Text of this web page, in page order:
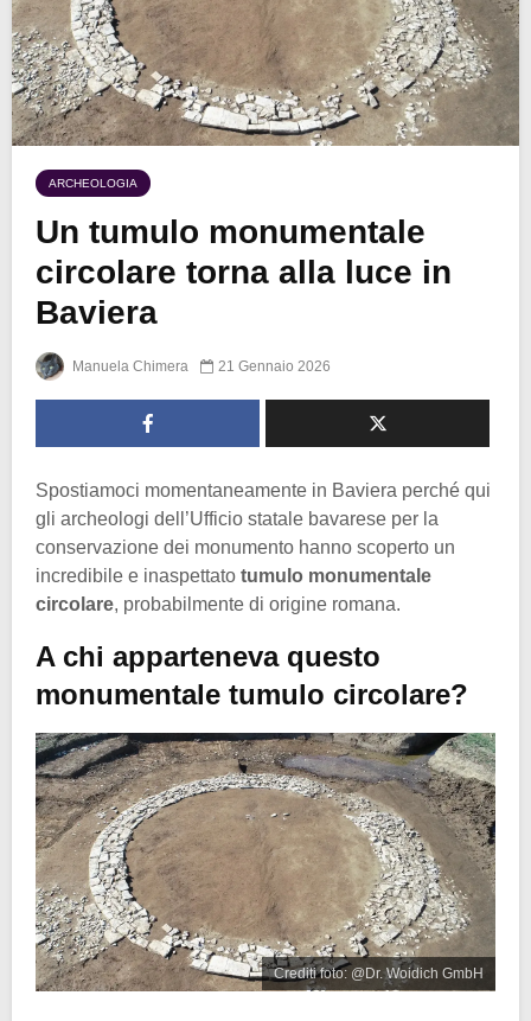
ARCHEOLOGIA
Un tumulo monumentale
circolare torna alla luce in
Baviera
Manuela Chimera 21 Gennaio 2026
Spostiamoci momentaneamente in Baviera perché qui
gli archeologi dell’Ufficio statale bavarese per la
conservazione dei monumento hanno scoperto un
incredibile e inaspettato tumulo monumentale
circolare, probabilmente di origine romana.
A chi apparteneva questo
monumentale tumulo circolare?
Crediti foto: @Dr. Woidich GmbH